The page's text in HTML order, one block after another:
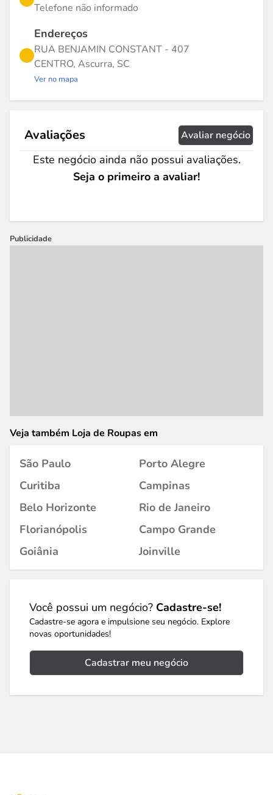
Telefone não informado
Endereços
RUA BENJAMIN CONSTANT - 407
CENTRO, Ascurra, SC
Ver no mapa
Avaliações Avaliar negócio
Este negócio ainda não possui avaliações.
Seja o primeiro a avaliar!
Publicidade
Veja também Loja de Roupas em
São Paulo
Porto Alegre
Curitiba
Campinas
Belo Horizonte
Rio de Janeiro
Florianópolis
Campo Grande
Goiânia
Joinville
Você possui um negócio? Cadastre-se!
Cadastre-se agora e impulsione seu negócio. Explore
novas oportunidades!
Cadastrar meu negócio